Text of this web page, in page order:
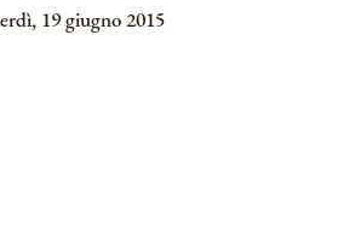
19 giugno 2015